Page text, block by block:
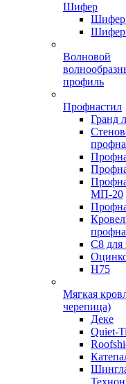
Шифер
Шифер
Шифер
Волновой
профиль
Профнастил
Гранд
МП-20
С8 для
Н75
Мягкая
черепица)
Деке
Quiet-